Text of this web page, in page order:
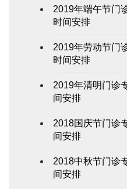
2019年端午节门
时间安排
2019年劳动节门
时间安排
2019年清明门诊
间安排
2018国庆节门诊
间安排
2018中秋节门诊
间安排